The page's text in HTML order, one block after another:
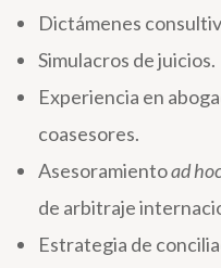
Dictámenes
Simulacros de juicios.
Experiencia en
coasesores.
Asesoramientoad
de arbitraje
Estrategia de